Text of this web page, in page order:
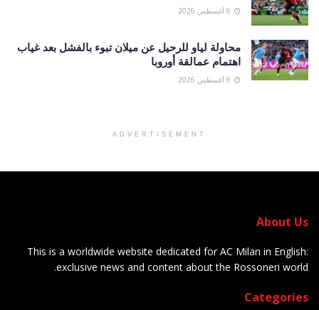
محاولة لياو للرحيل عن ميلان تبوء بالفشل بعد غياب
اهتمام عمالقة أوروبا
ADVERTISEMENT
About Us
This is a worldwide website dedicated for AC Milan in English:
exclusive news and content about the Rossoneri world.
Categories